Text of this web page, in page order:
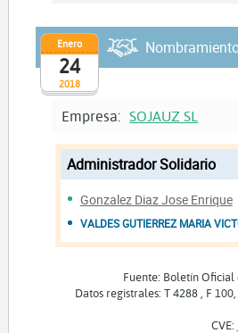
2018
Enero
24
Empresa: SOJAUZ SL
Administrador Solidario
Gonzalez Diaz Jose Enrique
VALDES GUTIERREZ MARIA
Fuente: Boletín
Datos registrales: T 4288 , F
CVE: